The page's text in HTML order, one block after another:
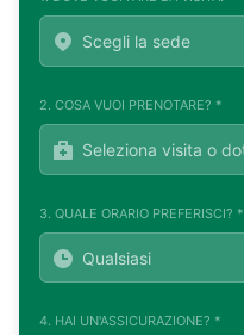
2. COSA VUOI PRENOTARE? *
3. QUALE ORARIO PREFERISCI? *
4. HAI UN'ASSICURAZIONE? *